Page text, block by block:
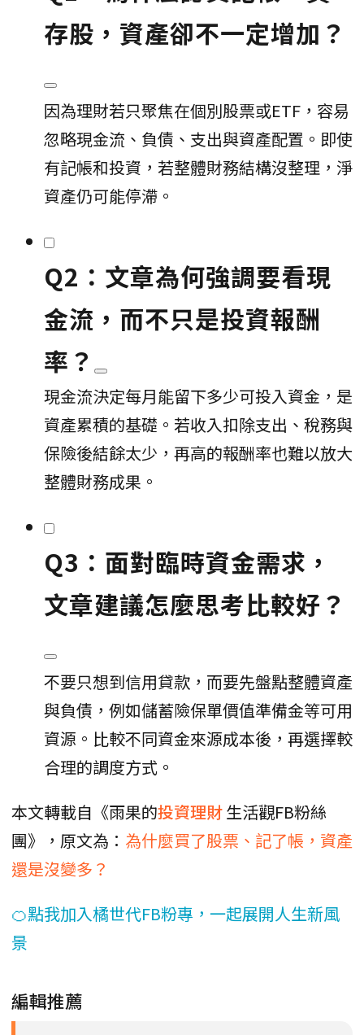
存股，資產卻不一定增加？
因為理財若只聚焦在個別股票或ETF，容易
忽略現金流、負債、支出與資產配置。即使
有記帳和投資，若整體財務結構沒整理，淨
資產仍可能停滯。
Q2：文章為何強調要看現
金流，而不只是投資報酬
率？
現金流決定每月能留下多少可投入資金，是
資產累積的基礎。若收入扣除支出、稅務與
保險後結餘太少，再高的報酬率也難以放大
整體財務成果。
Q3：面對臨時資金需求，
文章建議怎麼思考比較好？
不要只想到信用貸款，而要先盤點整體資產
與負債，例如儲蓄險保單價值準備金等可用
資源。比較不同資金來源成本後，再選擇較
合理的調度方式。
本文轉載自《雨果的投資理財生活觀FB粉絲
團》，原文為： 為什麼買了股票、記了帳，資產
還是沒變多？
🍊點我加入橘世代FB粉專，一起展開人生新風
景
編輯推薦